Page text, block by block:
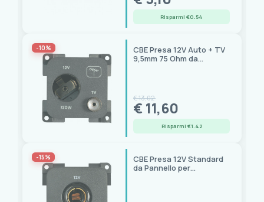
Risparmi €0.54
-10%
CBE Presa 12V Auto + TV
9,5mm 75 Ohm da
€ 13,02
€ 11,60
Risparmi €1.42
-15%
CBE Presa 12V Standard
da Pannello per